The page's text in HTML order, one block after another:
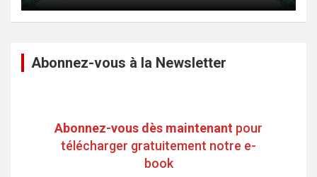
Abonnez-vous à la Newsletter
Abonnez-vous dès maintenant pour
télécharger gratuitement notre e-
book